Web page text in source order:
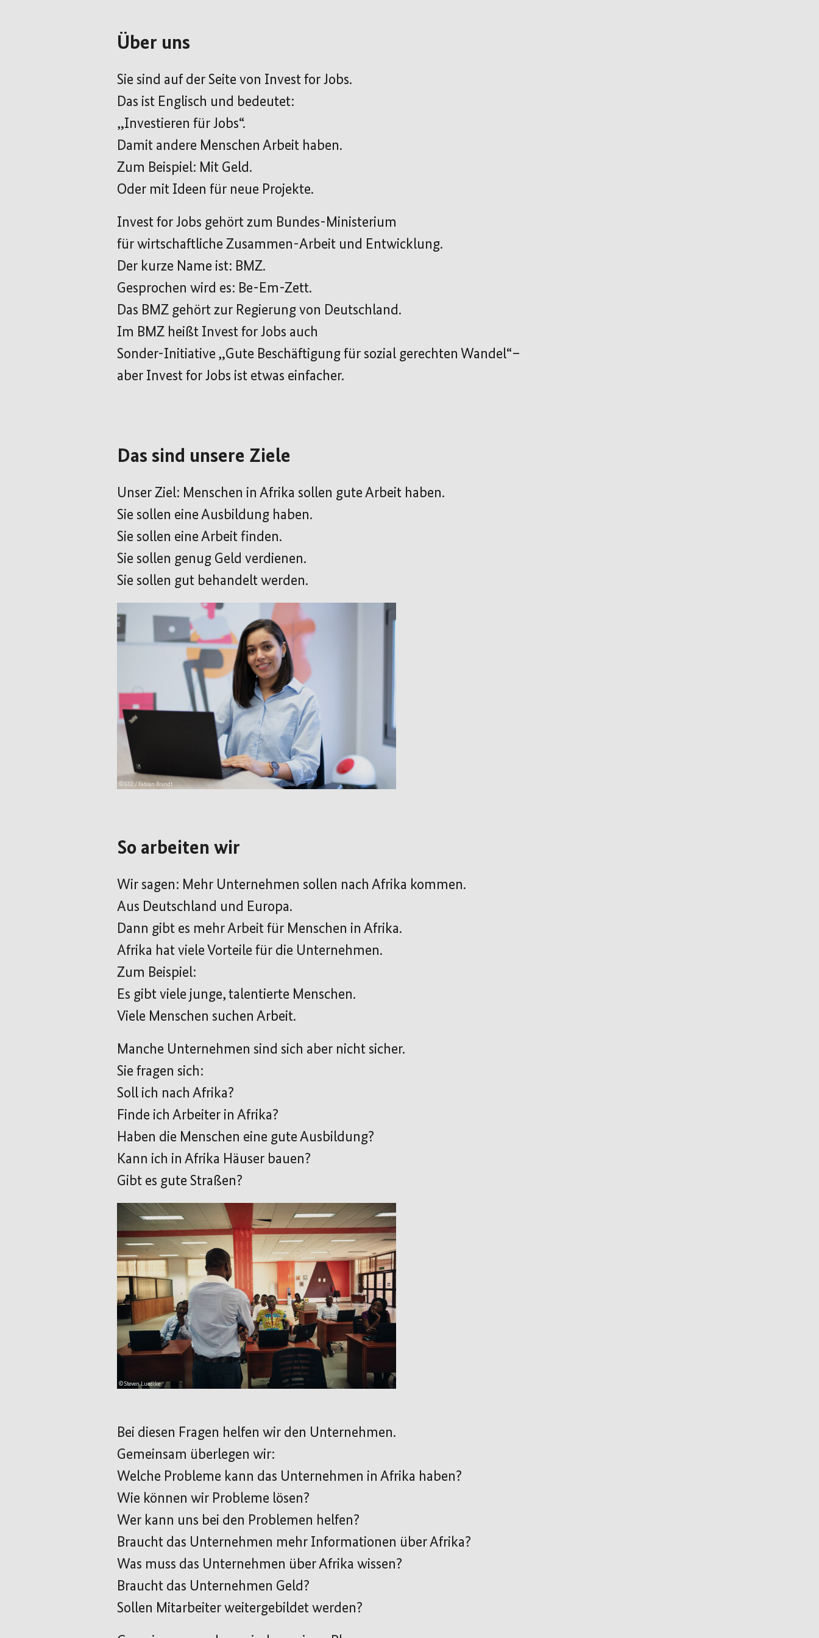
Über uns
Sie sind auf der Seite von Invest for Jobs.
Das ist Englisch und bedeutet:
„Investieren für Jobs“.
Damit andere Menschen Arbeit haben.
Zum Beispiel: Mit Geld.
Oder mit Ideen für neue Projekte.
Invest for Jobs gehört zum Bundes-Ministerium
für wirtschaftliche Zusammen-Arbeit und Entwicklung.
Der kurze Name ist: BMZ.
Gesprochen wird es: Be-Em-Zett.
Das BMZ gehört zur Regierung von Deutschland.
Im BMZ heißt Invest for Jobs auch
Sonder-Initiative „Gute Beschäftigung für sozial gerechten Wandel“–
aber Invest for Jobs ist etwas einfacher.
Das sind unsere Ziele
Unser Ziel: Menschen in Afrika sollen gute Arbeit haben.
Sie sollen eine Ausbildung haben.
Sie sollen eine Arbeit finden.
Sie sollen genug Geld verdienen.
Sie sollen gut behandelt werden.
© GIZ / Fabian Brandt
So arbeiten wir
Wir sagen: Mehr Unternehmen sollen nach Afrika kommen.
Aus Deutschland und Europa.
Dann gibt es mehr Arbeit für Menschen in Afrika.
Afrika hat viele Vorteile für die Unternehmen.
Zum Beispiel:
Es gibt viele junge, talentierte Menschen.
Viele Menschen suchen Arbeit.
Manche Unternehmen sind sich aber nicht sicher.
Sie fragen sich:
Soll ich nach Afrika?
Finde ich Arbeiter in Afrika?
Haben die Menschen eine gute Ausbildung?
Kann ich in Afrika H äuser bauen?
Gibt es gute Straßen?
© Steven Luedtke
Bei diesen Fragen helfen wir den Unternehmen.
Gemeinsam überlegen wir:
Welche Probleme kann das Unternehmen in Afrika haben?
Wie können wir Probleme lösen?
Wer kann uns bei den Problemen helfen?
Braucht das Unternehmen mehr Informationen über Afrika?
Was muss das Unternehmen über Afrika wissen?
Braucht das Unternehmen Geld?
Sollen Mitarbeiter weitergebildet werden?